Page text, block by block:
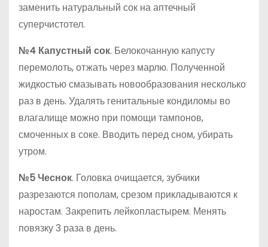
заменить натуральный сок на аптечный
суперчистотел.
№4 Капустный сок. Белокочанную капусту
перемолоть, отжать через марлю. Полученной
жидкостью смазывать новообразования несколько
раз в день. Удалять генитальные кондиломы во
влагалище можно при помощи тампонов,
смоченных в соке. Вводить перед сном, убирать
утром.
№5 Чеснок. Головка очищается, зубчики
разрезаются пополам, срезом прикладываются к
наростам. Закрепить лейкопластырем. Менять
повязку 3 раза в день.